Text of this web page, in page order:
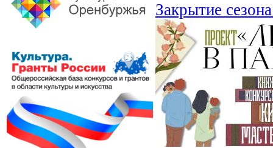
Закрытие